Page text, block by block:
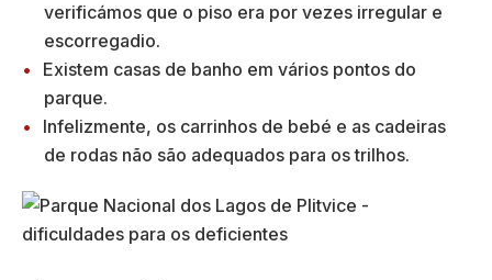
verificámos que o piso era por vezes irregular e
escorregadio.
Existem casas de banho em vários pontos do
parque.
Infelizmente, os carrinhos de bebé e as cadeiras
de rodas não são adequados para os trilhos.